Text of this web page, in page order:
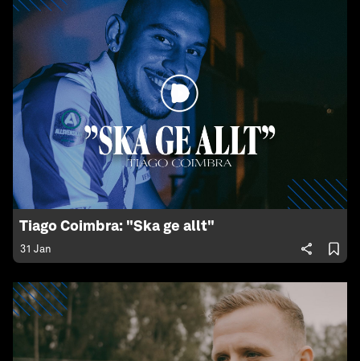
Tiago Coimbra: "Ska ge allt"
31 Jan